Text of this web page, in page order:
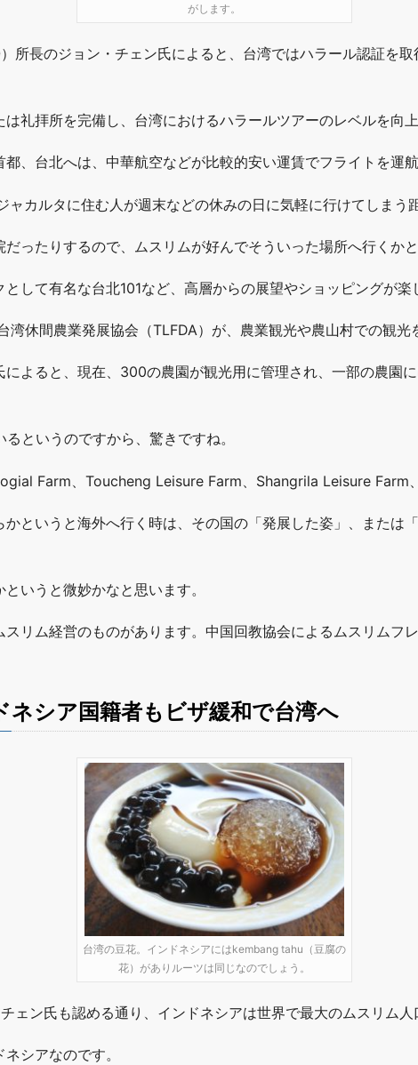
がします。
所長のジョン・チェン氏によると、台湾ではハラール認証を
礼拝所を完備し、台湾におけるハラールツアーのレベルを向
、台北へは、中華航空などが比較的安い運賃でフライトを運航
カルタに住む人が週末などの休みの日に気軽に行けてしまう
ったりするので、ムスリムが好んでそういった場所へ行くかと
して有名な台北101など、高層からの展望やショッピングが楽
休間農業発展協会（TLFDA）が、農業観光や農山村での観光
よると、現在、300の農園が観光用に管理され、一部の農園
というのですから、驚きですね。
Farm、Toucheng Leisure Farm、Shangrila Leisure Farm
というと海外へ行く時は、その国の「発展した姿」、または
いうと微妙かなと思います。
リム経営のものがあります。中国回教協会によるムスリムフ
ネシア国籍者もビザ緩和で台湾へ
台湾の豆花。インドネシアにはkembang tahu（豆腐の
花）がありルーツは同じなのでしょう。
ェン氏も認める通り、インドネシアは世界で最大のムスリム人
シアなのです。